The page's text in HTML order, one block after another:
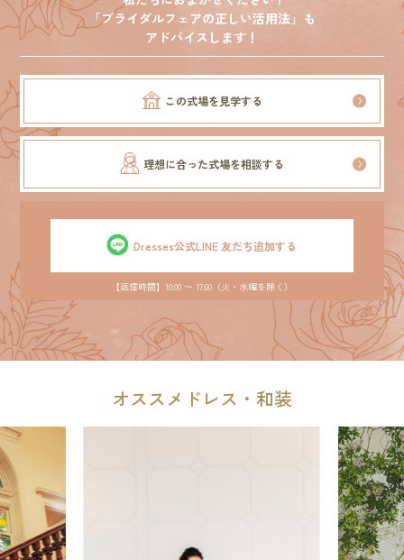
「ブライダルフェアの正しい活用法」も
アドバイスします！
この式場を見学する
理想に合った式場を相談する
Dresses公式LINE 友だち追加する
【返信時間】10:00 〜 17:00（火・水曜を除く）
オススメドレス・和装